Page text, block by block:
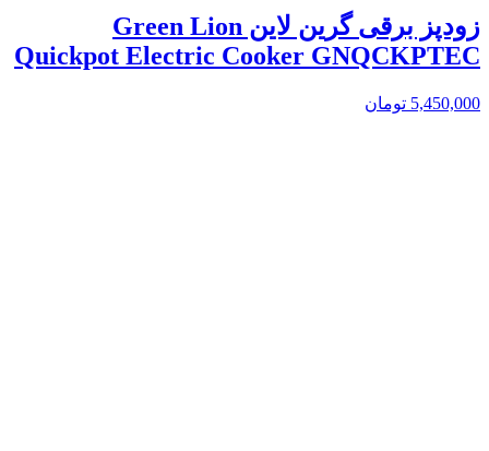
زودپز برقی گرین لاین Green Lion
Quickpot Electric Cooker GNQCKPTEC
5,450,000 تومان